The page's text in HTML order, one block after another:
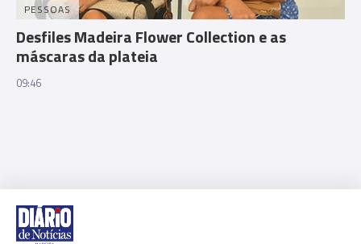
PESSOAS
Desfiles Madeira Flower Collection e as
máscaras da plateia
09:46